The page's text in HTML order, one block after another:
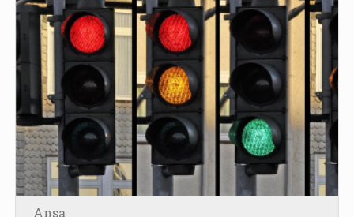
Ansa